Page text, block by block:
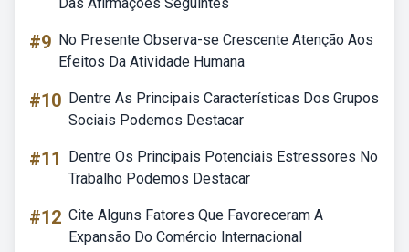
#9 No Presente Observa-se Crescente Atenção Aos
Efeitos Da Atividade Humana
#10 Dentre As Principais Características Dos Grupos
Sociais Podemos Destacar
#11
Dentre Os Principais Potenciais Estressores No
Trabalho Podemos Destacar
#12 Cite Alguns Fatores Que Favoreceram A
Expansão Do Comércio Internacional